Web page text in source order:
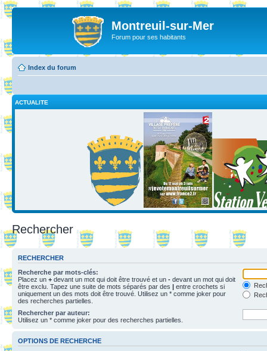
Montreuil-sur-Mer
Forum pour ses habitants
Index du forum
ACTUALITE
Rechercher
RECHERCHER
Recherche par mots-clés:
Placez un + devant un mot qui doit être trouvé et un - devant un mot qui doit
être exclu. Tapez une suite de mots séparés par des | entre crochets si
uniquement un des mots doit être trouvé. Utilisez un * comme joker pour
des recherches partielles.
Rechercher par auteur:
Utilisez un * comme joker pour des recherches partielles.
OPTIONS DE RECHERCHE